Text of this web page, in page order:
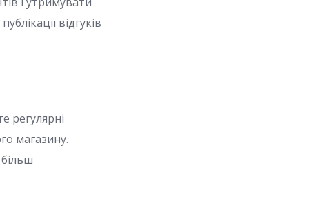
відгуків
регулярні
магазину.